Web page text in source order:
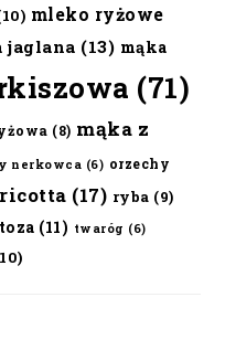
mleko ryżowe
jaglana (13) mąka
(71)
(8) mąka z
nerkowca (6) orzechy
ricotta (17) ryba (9)
(11) twaróg (6)